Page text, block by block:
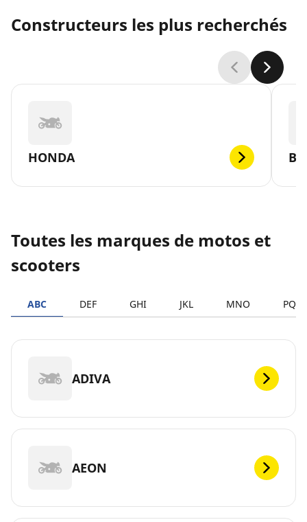
Constructeurs les plus recherchés
HONDA
Toutes les marques de motos et
scooters
ABC DEF GHI JKL MNO PQRS
ADIVA
AEON